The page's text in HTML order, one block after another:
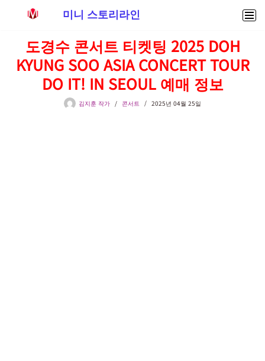
츠
미니 스토리라인
도경수 콘서트 티켓팅 2025 DOH
KYUNG SOO ASIA CONCERT TOUR
DO IT! IN SEOUL 예매 정보
김지훈 작가 콘서트 2025년 04월 25일